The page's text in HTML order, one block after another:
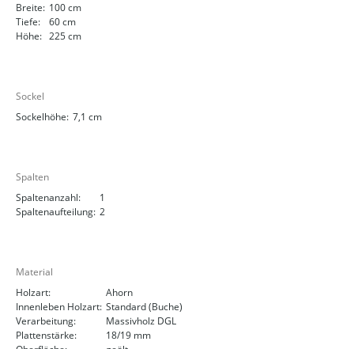
Breite: 100 cm
Tiefe:
60 cm
Höhe: 225 cm
Sockel
Sockelhöhe: 7,1 cm
Spalten
Spaltenanzahl:
1
Spaltenaufteilung: 2
Material
Holzart:
Ahorn
Innenleben Holzart: Standard (Buche)
Verarbeitung:
Massivholz DGL
Plattenstärke:
18/19 mm